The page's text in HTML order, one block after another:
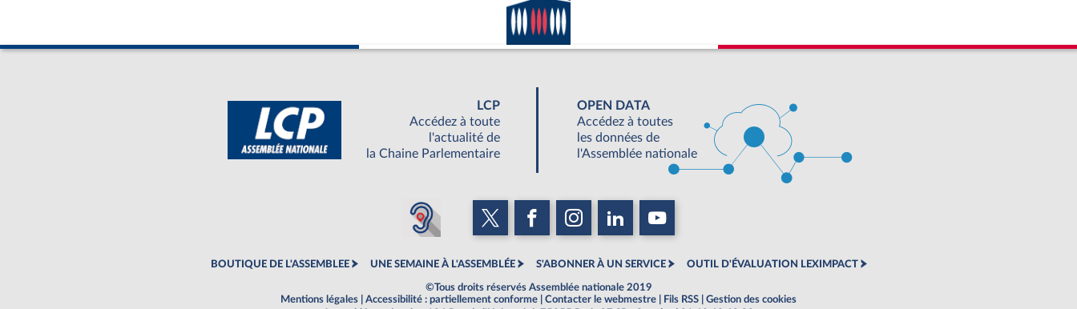
LCP
Accédez à toute
l'actualité de
la Chaine Parlementaire
OPEN DATA
Accédez à toutes
les données de
l'Assemblée nationale
BOUTIQUE DE L'ASSEMBLEE UNE SEMAINE À L'ASSEMBLÉE S'ABONNER À UN SERVICE OUTIL D'ÉVALUATION LEXIMPACT
©Tous droits réservés Assemblée nationale 2019
Mentions légales
Accessibilité : partiellement conforme Contacter le webmestre Fils RSS
Gestion des cookies